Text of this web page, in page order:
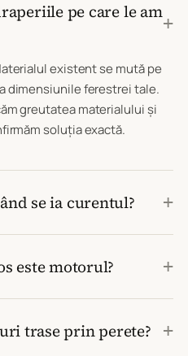
pe care le am
+
existent se mută pe
dimensiunile ferestrei tale.
greutatea materialului și
soluția exactă.
se ia curentul? +
este motorul? +
trase prin perete? +